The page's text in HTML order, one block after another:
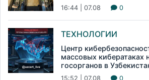
16:44 | 07.08 0
ТЕХНОЛОГИИ
Центр
массовых кибератаках
госорганов в
15:52 | 07.08 0